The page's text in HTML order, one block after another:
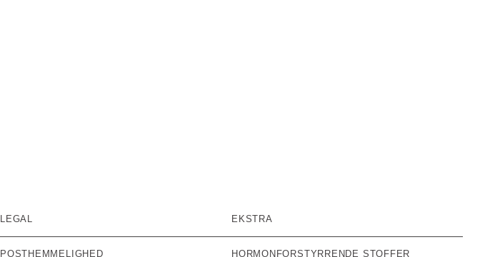
LEGAL
POSTHEMMELIGHED
EKSTRA
HORMONFORSTYRRENDE STOFFER